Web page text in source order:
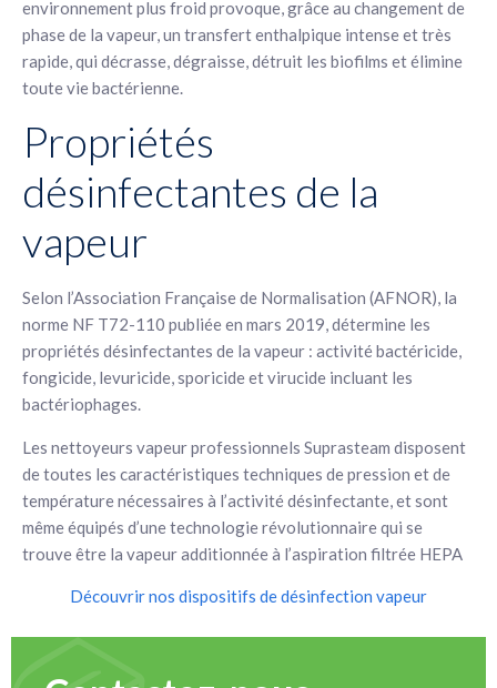
environnement plus froid provoque, grâce au changement de
phase de la vapeur, un transfert enthalpique intense et très
rapide, qui décrasse, dégraisse, détruit les biofilms et élimine
toute vie bactérienne.
Propriétés
désinfectantes de la
vapeur
Selon l’Association Française de Normalisation (AFNOR), la
norme NF T72-110 publiée en mars 2019, détermine les
propriétés désinfectantes de la vapeur : activité bactéricide,
fongicide, levuricide, sporicide et virucide incluant les
bactériophages.
Les nettoyeurs vapeur professionnels Suprasteam disposent
de toutes les caractéristiques techniques de pression et de
température nécessaires à l’activité désinfectante, et sont
même équipés d’une technologie révolutionnaire qui se
trouve être la vapeur additionnée à l’aspiration filtrée HEPA
Découvrir nos dispositifs de désinfection vapeur